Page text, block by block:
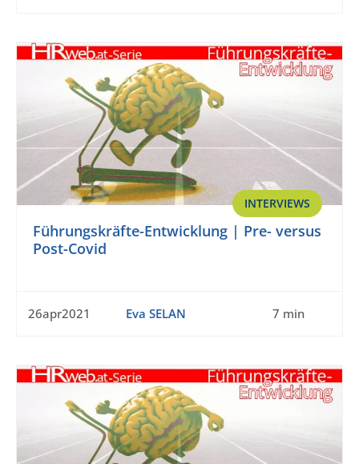
INTERVIEWS
Führungskräfte-Entwicklung | Pre- versus
Post-Covid
26apr2021 Eva SELAN 7 min